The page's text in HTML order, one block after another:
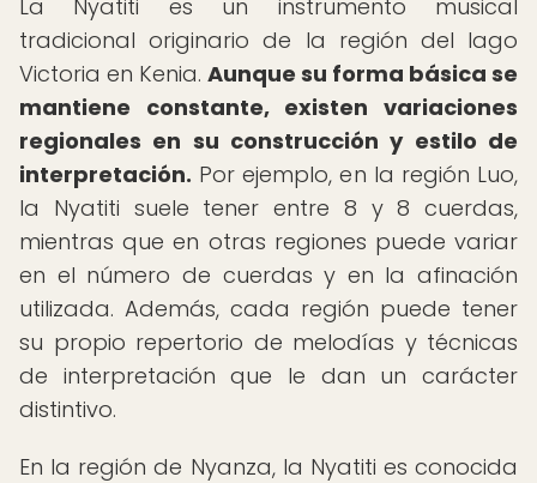
La Nyatiti es un instrumento musical
tradicional originario de la región del lago
Victoria en Kenia. Aunque su forma básica se
mantiene constante, existen variaciones
regionales en su construcción y estilo de
interpretación. Por ejemplo, en la región Luo,
la Nyatiti suele tener entre 8 y 8 cuerdas,
mientras que en otras regiones puede variar
en el número de cuerdas y en la afinación
utilizada. Además, cada región puede tener
su propio repertorio de melodías y técnicas
de interpretación que le dan un carácter
distintivo.
En la región de Nyanza, la Nyatiti es conocida